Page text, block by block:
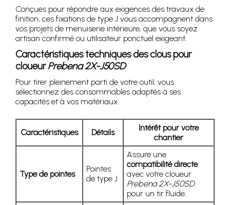
Conçues pour répondre aux exigences des travaux de
finition, ces fixations de type J vous accompagnent dans
vos projets de menuiserie intérieure, que vous soyez
artisan confirmé ou utilisateur ponctuel exigeant.
Caractéristiques techniques des clous pour
cloueurPrebena 2X-J50SD
Pour tirer pleinement parti de votre outil, vous
sélectionnez des consommables adaptés à ses
capacités et à vos matériaux.
Caractéristiques Détails
Intérêt pour votre
chantier
Type de pointes
Pointes
de type J
Assure une
compatibilité directe
avec votre cloueur
Prebena 2X-J50SD
pour un tir fluide.